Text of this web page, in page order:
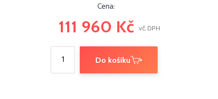
Cena:
111 960 Kč vč. DPH
Do košíku